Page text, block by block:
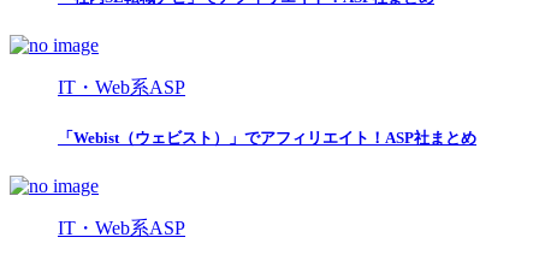
IT・Web系ASP
「Webist（ウェビスト）」でアフィリエイト！ASP社まとめ
IT・Web系ASP